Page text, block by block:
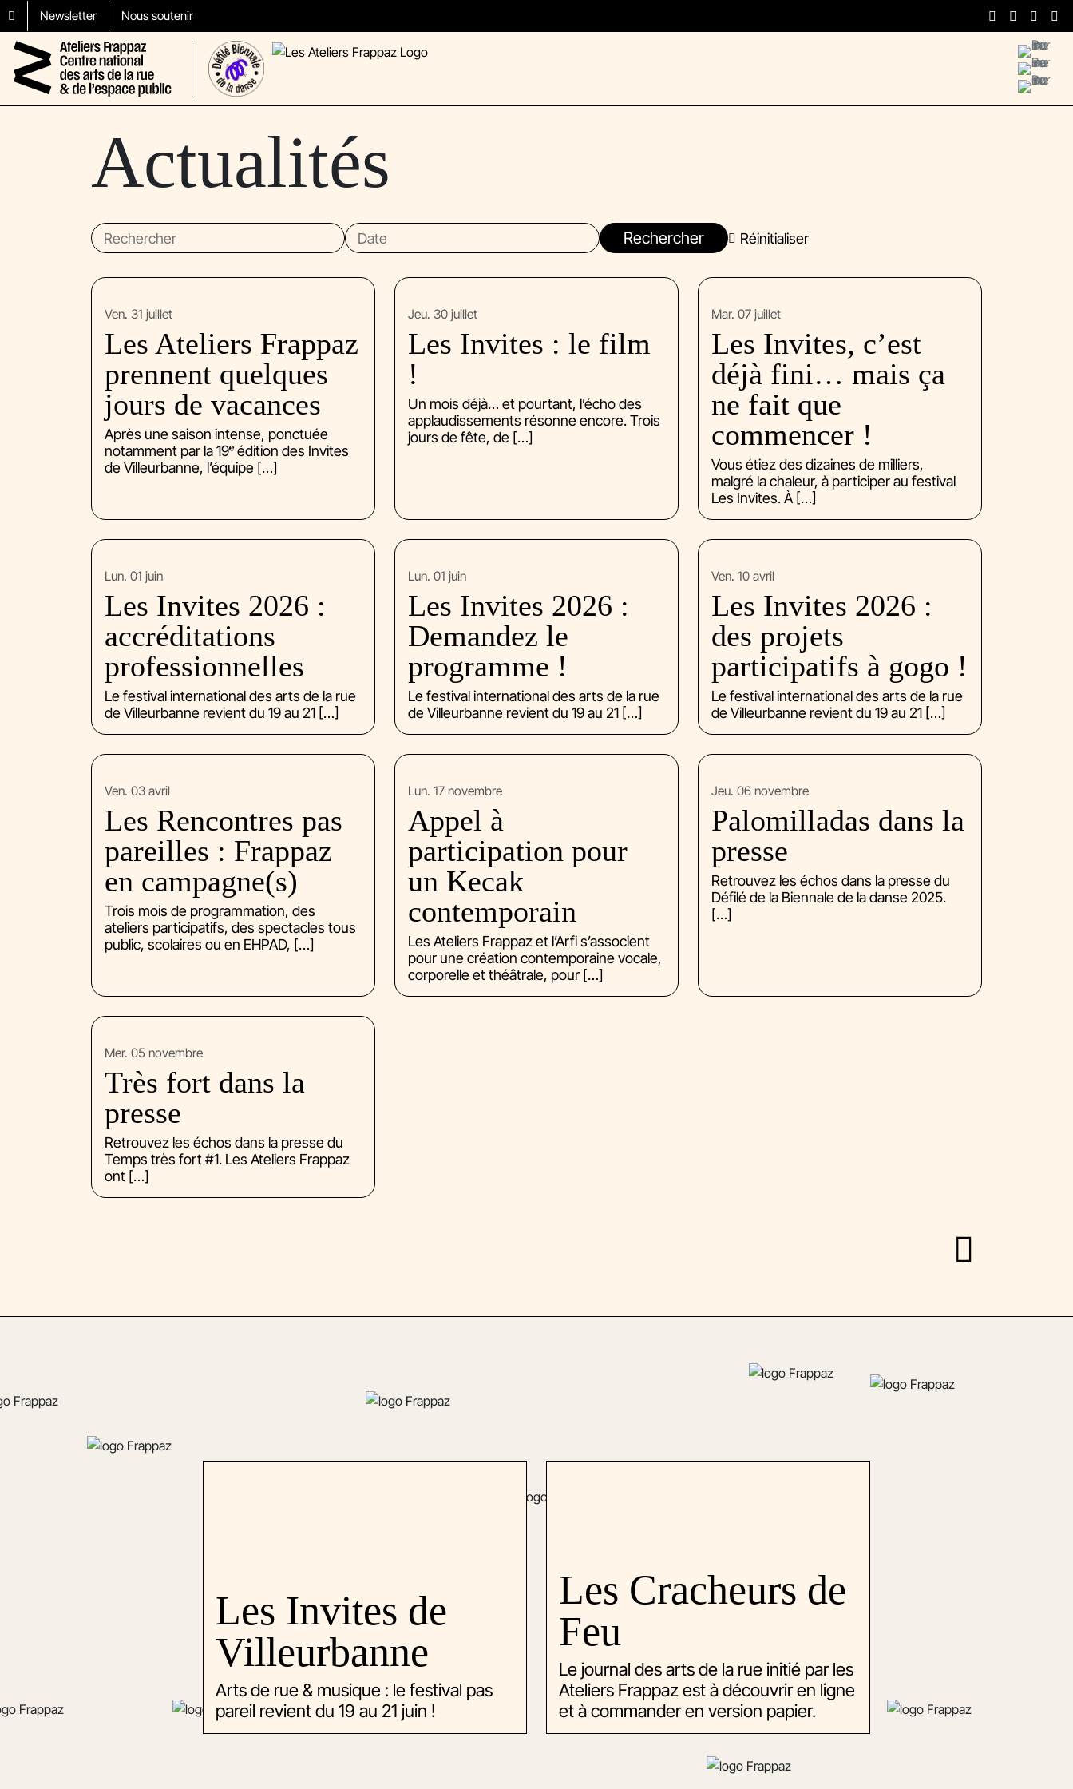
Aller au contenu
Skip to footer Nous soutenir
Newsletter
Actualités
Réinitialiser
ven. 31 juillet
Les Ateliers Frappaz
prennent quelques
jours de vacances
Après une saison intense, ponctuée
notamment par la 19ᵉ édition des Invites
de Villeurbanne, l’équipe […]
jeu. 30 juillet
Les Invites : le film
!
Un mois déjà… et pourtant, l’écho des
applaudissements résonne encore. Trois
jours de fête, de […]
mar. 07 juillet
Les Invites, c’est
déjà fini… mais ça
ne fait que
commencer !
Vous étiez des dizaines de milliers,
malgré la chaleur, à participer au festival
Les Invites. À […]
lun. 01 juin
Les Invites 2026 :
accréditations
professionnelles
Le festival international des arts de la rue
de Villeurbanne revient du 19 au 21 […]
lun. 01 juin
Les Invites 2026 :
Demandez le
programme !
Le festival international des arts de la rue
de Villeurbanne revient du 19 au 21 […]
ven. 10 avril
Les Invites 2026 :
des projets
participatifs à gogo !
Le festival international des arts de la rue
de Villeurbanne revient du 19 au 21 […]
ven. 03 avril
Les Rencontres pas
pareilles : Frappaz
en campagne(s)
Trois mois de programmation, des
ateliers participatifs, des spectacles tous
public, scolaires ou en EHPAD, […]
lun. 17 novembre
Appel à
participation pour
un Kecak
contemporain
Les Ateliers Frappaz et l’Arfi s’associent
pour une création contemporaine vocale,
corporelle et théâtrale, pour […]
jeu. 06 novembre
Palomilladas dans la
presse
Retrouvez les échos dans la presse du
Défilé de la Biennale de la danse 2025.
[…]
mer. 05 novembre
Très fort dans la
presse
Retrouvez les échos dans la presse du
Temps très fort #1. Les Ateliers Frappaz
ont […]
Les Invites de
Villeurbanne
Arts de rue & musique : le festival pas
pareil revient du 19 au 21 juin !
Les Cracheurs de
Feu
Le journal des arts de la rue initié par les
Ateliers Frappaz est à découvrir en ligne
et à commander en version papier.